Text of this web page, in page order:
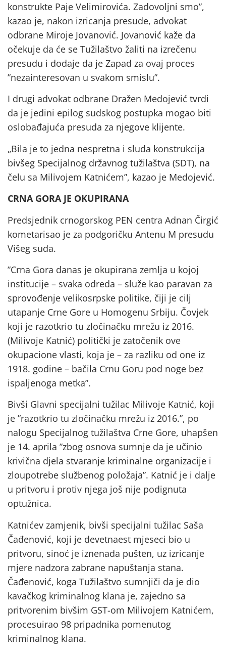
konstrukte Paje Velimirovića. Zadovoljni smo”,
kazao je, nakon izricanja presude, advokat
odbrane Miroje Jovanović. Jovanović kaže da
očekuje da će se Tužilaštvo žaliti na izrečenu
presudu i dodaje da je Zapad za ovaj proces
”nezainteresovan u svakom smislu”.
I drugi advokat odbrane Dražen Medojević tvrdi
da je jedini epilog sudskog postupka mogao biti
oslobađajuća presuda za njegove klijente.
„Bila je to jedna nespretna i sluda konstrukcija
bivšeg Specijalnog državnog tužilaštva (SDT), na
čelu sa Milivojem Katnićem”, kazao je Medojević.
CRNA GORA JE OKUPIRANA
Predsjednik crnogorskog PEN centra Adnan Čirgić
kometarisao je za podgoričku Antenu M presudu
Višeg suda.
”Crna Gora danas je okupirana zemlja u kojoj
institucije – svaka odreda – služe kao paravan za
sprovođenje velikosrpske politike, čiji je cilj
utapanje Crne Gore u Homogenu Srbiju. Čovjek
koji je razotkrio tu zločinačku mrežu iz 2016.
(Milivoje Katnić) politički je zatočenik ove
okupacione vlasti, koja je – za razliku od one iz
1918. godine – bačila Crnu Goru pod noge bez
ispaljenoga metka”.
Bivši Glavni specijalni tužilac Milivoje Katnić, koji
je ”razotkrio tu zločinačku mrežu iz 2016.”, po
nalogu Specijalnog tužilaštva Crne Gore, uhapšen
je 14. aprila ”zbog osnova sumnje da je učinio
krivična djela stvaranje kriminalne organizacije i
zloupotrebe službenog položaja”. Katnić je i dalje
u pritvoru i protiv njega još nije podignuta
optužnica.
Katnićev zamjenik, bivši specijalni tužilac Saša
Čađenović, koji je devetnaest mjeseci bio u
pritvoru, sinoć je iznenada pušten, uz izricanje
mjere nadzora zabrane napuštanja stana.
Čađenović, koga Tužilaštvo sumnjiči da je dio
kavačkog kriminalnog klana je, zajedno sa
pritvorenim bivšim GST-om Milivojem Katnićem,
procesuirao 98 pripadnika pomenutog
kriminalnog klana.